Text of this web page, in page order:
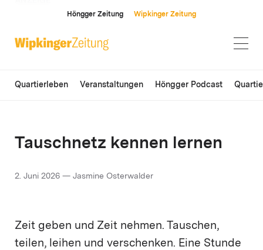
Höngger Zeitung Wipkinger Zeitung
Quartierleben Veranstaltungen Höngger Podcast
Tauschnetz kennen lernen
2. Juni 2026 — Jasmine Osterwalder
Zeit geben und Zeit nehmen. Tauschen,
teilen, leihen und verschenken. Eine Stunde